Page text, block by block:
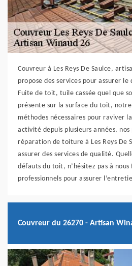
Couvreur à Les Reys De Saulce,
propose des services pour assurer
Fuite de toit, tuile cassée quel que
présente sur la surface du toit, notre
méthodes nécessaires pour raviver
activité depuis plusieurs années, nos
réparation de toiture à Les Reys De
assurer des services de qualité.
défauts du toit, n’hésitez pas à nous
professionnels pour assurer
Couvreur du 26270 - Artisan